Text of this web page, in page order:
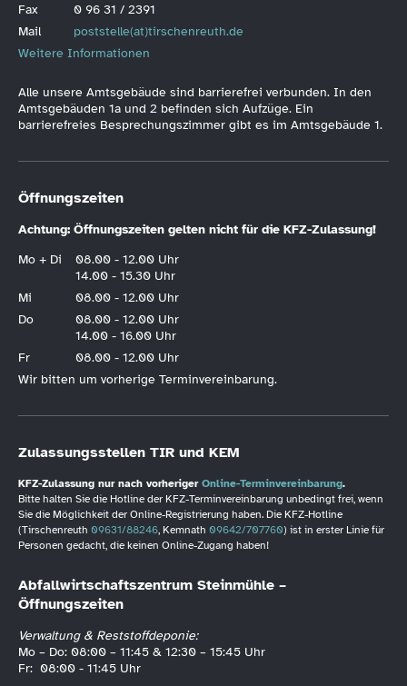
Fax
0 96 31 / 2391
Mail
poststelle(at)tirschenreuth.de
Weitere Informationen
Alle unsere Amtsgebäude sind barrierefrei verbunden. In den
Amtsgebäuden 1a und 2 befinden sich Aufzüge. Ein
barrierefreies Besprechungszimmer gibt es im Amtsgebäude 1.
Öffnungszeiten
Achtung: Öffnungszeiten gelten nicht für die KFZ-Zulassung!
Mo + Di
08.00 - 12.00 Uhr
14.00 - 15.30 Uhr
Mi
08.00 - 12.00 Uhr
Do
08.00 - 12.00 Uhr
14.00 - 16.00 Uhr
Fr
08.00 - 12.00 Uhr
Wir bitten um vorherige Terminvereinbarung.
Zulassungsstellen TIR und KEM
KFZ-Zulassung nur nach vorheriger Online-Terminvereinbarung.
Bitte halten Sie die Hotline der KFZ-Terminvereinbarung unbedingt frei, wenn
Sie die Möglichkeit der Online-Registrierung haben. Die KFZ-Hotline
(Tirschenreuth 09631/88246, Kemnath 09642/707760) ist in erster Linie für
Personen gedacht, die keinen Online-Zugang haben!
Abfallwirtschaftszentrum Steinmühle –
Öffnungszeiten
Verwaltung & Reststoffdeponie:
Mo – Do: 08:00 – 11:45 & 12:30 – 15:45 Uhr
Fr: 08:00 - 11:45 Uhr